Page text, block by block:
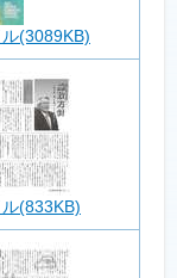
(3089KB)
(833KB)